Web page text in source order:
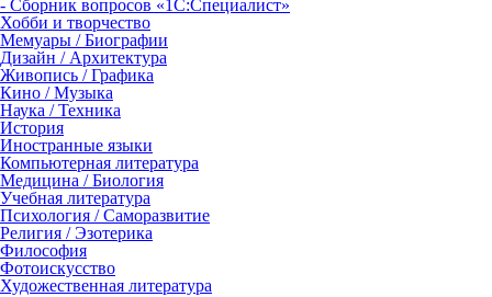
- Сборник вопросов «1С:Специалист»
Хобби и творчество
Мемуары / Биографии
Дизайн / Архитектура
Живопись / Графика
Кино / Музыка
Наука / Техника
История
Иностранные языки
Компьютерная литература
Медицина / Биология
Учебная литература
Психология / Саморазвитие
Религия / Эзотерика
Философия
Фотоискусство
Художественная литература